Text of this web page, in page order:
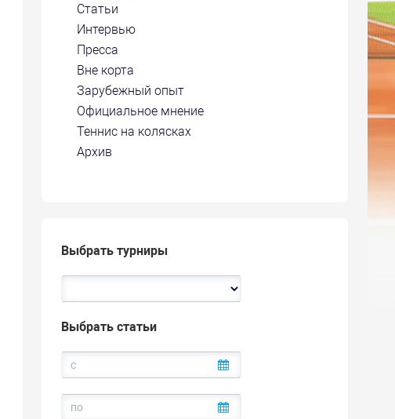
Статьи
Интервью
Пресса
Вне корта
Зарубежный опыт
Официальное мнение
Теннис на колясках
Архив
Выбрать турниры
Выбрать статьи